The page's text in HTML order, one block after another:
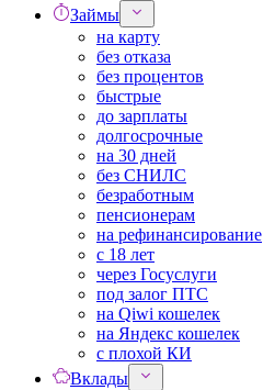
Займы
на карту
без отказа
без процентов
быстрые
до зарплаты
долгосрочные
на 30 дней
без СНИЛС
безработным
пенсионерам
на рефинансирование
с 18 лет
через Госуслуги
под залог ПТС
на Qiwi кошелек
на Яндекс кошелек
с плохой КИ
Вклады